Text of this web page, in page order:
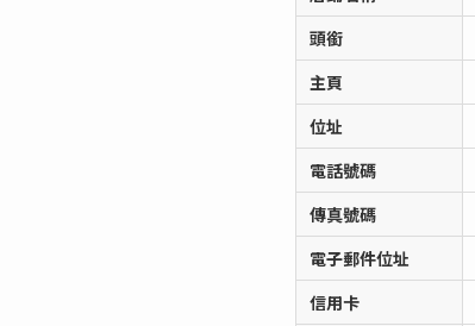
頭銜
主頁
位址
電話號碼
傳真號碼
電子郵件位址
信用卡